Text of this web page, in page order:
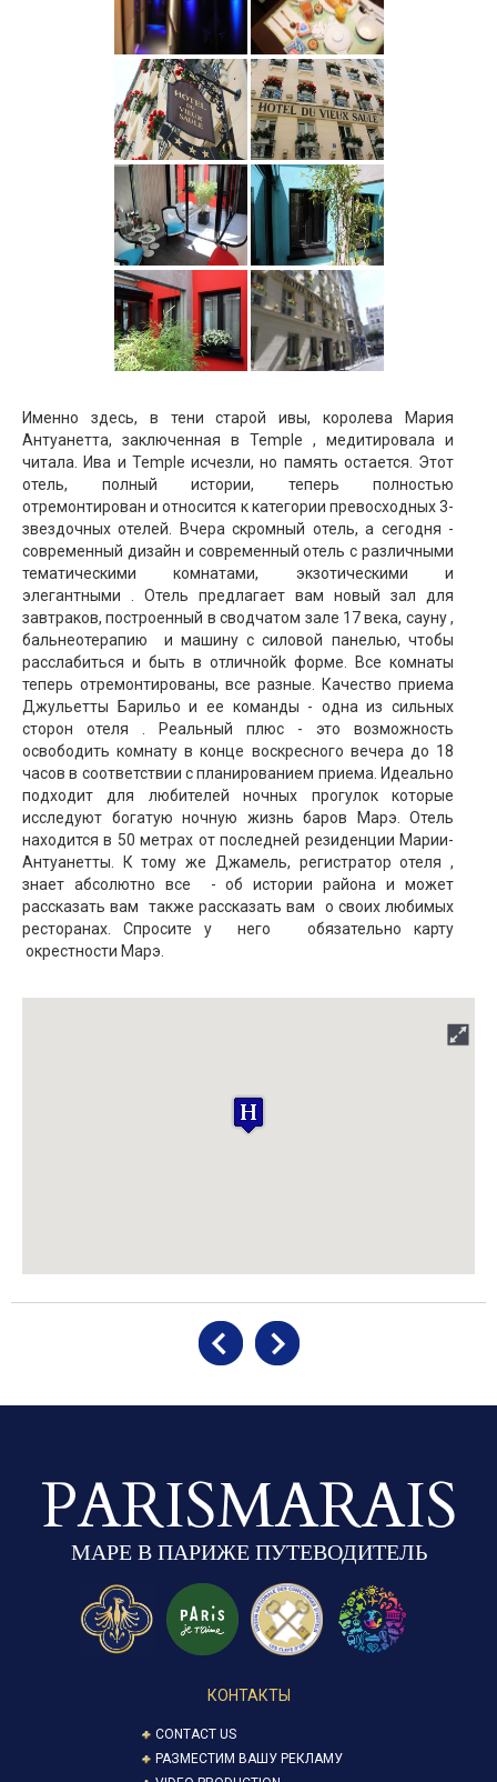
Именно здесь, в тени старой ивы, королева Мария
Антуанетта, заключенная в Temple , медитировала и
читала. Ива и Temple исчезли, но память остается. Этот
отель, полный истории, теперь полностью
отремонтирован и относится к категории превосходных 3-
звездочных отелей. Вчера скромный отель, а сегодня -
современный дизайн и современный отель с различными
тематическими комнатами, экзотическими и
элегантными . Отель предлагает вам новый зал для
завтраков, построенный в сводчатом зале 17 века, сауну ,
бальнеотерапию и машину с силовой панелью, чтобы
расслабиться и быть в отличнойk форме. Все комнаты
теперь отремонтированы, все разные. Качество приема
Джульетты Барильо и ее команды - одна из сильных
сторон отеля . Реальный плюс - это возможность
освободить комнату в конце воскресного вечера до 18
часов в соответствии с планированием приема. Идеально
подходит для любителей ночных прогулок которые
исследуют богатую ночную жизнь баров Марэ. Отель
находится в 50 метрах от последней резиденции Марии-
Антуанетты. К тому же Джамель, регистратор отеля ,
знает абсолютно все - об истории района и может
рассказать вам также рассказать вам о своих любимых
ресторанах. Спросите у него обязательно карту
окрестности Марэ.
PARISMARAIS
МАРЕ В ПАРИЖЕ ПУТЕВОДИТЕЛЬ
КОНТАКТЫ
CONTACT US
РАЗМЕСТИМ ВАШУ РЕКЛАМУ